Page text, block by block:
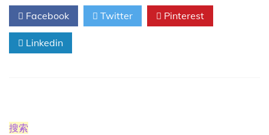
的
麻
疹
Facebook Twitter Pinterest
Linkedin
搜索